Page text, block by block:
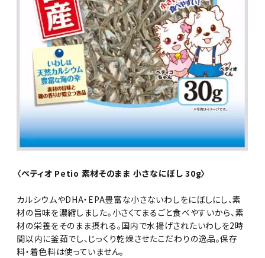
〈ペティオ Petio 素材そのまま 小さなにぼし 30g〉
カルシウムやDHA・EPA豊富な小さないわしをにぼしにし、素
材の旨味を濃縮しました。小さくてまるごと食べやすいから、素
材の栄養をそのまま摂れる。国内で水揚げされたいわしを2時
間以内に釜茹でし、じっくり乾燥させたこだわりの逸品。保存
料・着色料は使っていません。